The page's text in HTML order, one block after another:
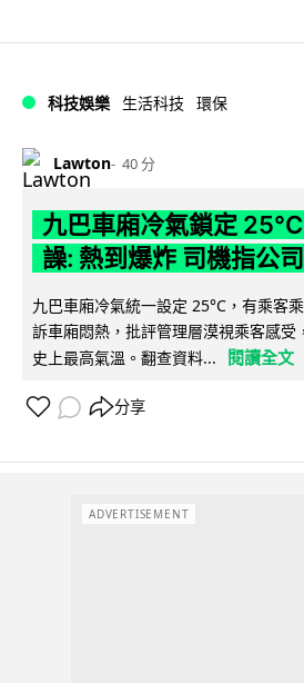
科技娛樂 生活科技 環保
Lawton 40 分
九巴車廂冷氣鎖定
譟: 熱到爆炸 司機指公
九巴車廂冷氣統一設定 25°C，有乘客
訴車廂悶熱，批評管理層漠視乘客感受
史上最高氣溫。翻查資料...
閱讀全文
分享
ADVERTISEMENT